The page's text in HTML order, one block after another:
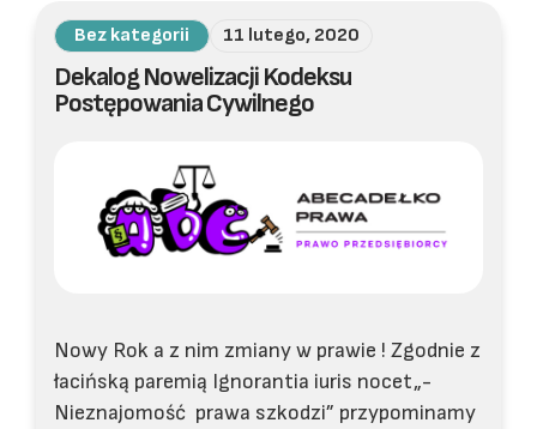
Bez kategorii 11 lutego, 2020
Dekalog Nowelizacji Kodeksu
Postępowania Cywilnego
Nowy Rok a z nim zmiany w prawie ! Zgodnie z
łacińską paremią Ignorantia iuris nocet„-
Nieznajomość prawa szkodzi” przypominamy